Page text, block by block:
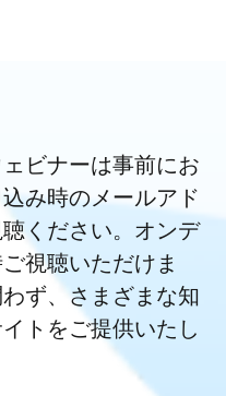
ビナーは事前にお
み時のメールアド
ください。オンデ
視聴いただけま
ず、さまざまな知
トをご提供いたし